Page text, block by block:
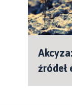
źródeł